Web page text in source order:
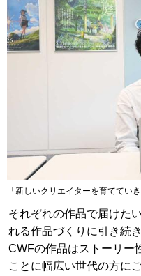
それぞれの作品で届けた
れる作品づくりに引き続
CWFの作品はストーリー
ことに幅広い世代の方に
「新しいクリエイターを育ててい